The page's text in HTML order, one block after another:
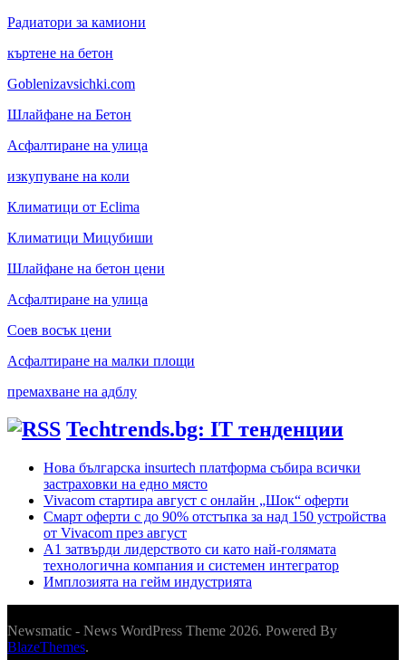
Радиатори за камиони
къртене на бетон
Goblenizavsichki.com
Шлайфане на Бетон
Асфалтиране на улица
изкупуване на коли
Климатици от Eclima
Климатици Мицубиши
Шлайфане на бетон цени
Асфалтиране на улица
Соев восък цени
Асфалтиране на малки площи
премахване на адблу
Techtrends.bg: IT тенденции
Нова българска insurtech платформа събира всички
застраховки на едно място
Vivacom стартира август с онлайн „Шок“ оферти
Смарт оферти с до 90% отстъпка за над 150 устройства
от Vivacom през август
А1 затвърди лидерството си като най-голямата
технологична компания и системен интегратор
Имплозията на гейм индустрията
Newsmatic - News WordPress Theme 2026. Powered By
BlazeThemes.